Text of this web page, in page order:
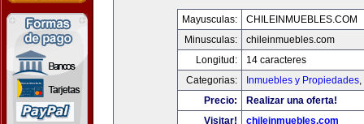
Mayusculas:
CHILEINMUEBLES.COM
Minusculas:
chileinmuebles.com
Longitud:
14 caracteres
Categorias:
Inmuebles y Propiedades,
Precio:
Realizar una oferta!
Visitar!
chileinmuebles.com